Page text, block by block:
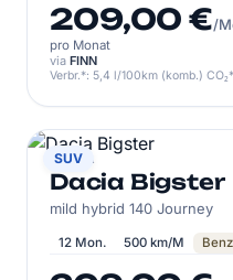
209,00 €/
pro Monat
via FINN
Verbr.*: 5,4 l/100km (komb.)
SUV
DACIA
Dacia Bigster
mild hybrid 140 Journey
12 Mon. 500 km/M